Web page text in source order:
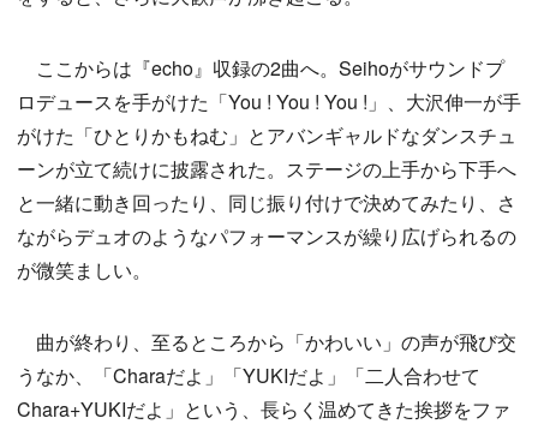
ここからは『echo』収録の2曲へ。Seihoがサウンドプ
ロデュースを手がけた「You ! You ! You !」、大沢伸一が手
がけた「ひとりかもねむ」とアバンギャルドなダンスチュ
ーンが立て続けに披露された。ステージの上手から下手へ
と一緒に動き回ったり、同じ振り付けで決めてみたり、さ
ながらデュオのようなパフォーマンスが繰り広げられるの
が微笑ましい。
曲が終わり、至るところから「かわいい」の声が飛び交
うなか、「Charaだよ」「YUKIだよ」「二人合わせて
Chara+YUKIだよ」という、長らく温めてきた挨拶をファ